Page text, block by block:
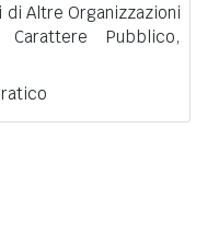
Altre Organizzazioni
Pubblico,